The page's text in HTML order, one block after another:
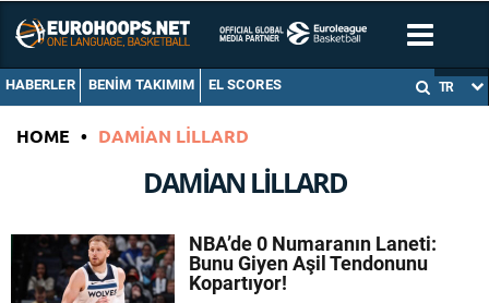
HABERLER BENIM TAKIMIM EL SCORES TR
HOME • DAMIAN LILLARD
DAMIAN LILLARD
NBA’de 0 Numaranın Laneti:
Bunu Giyen Aşil Tendonunu
Kopartıyor!